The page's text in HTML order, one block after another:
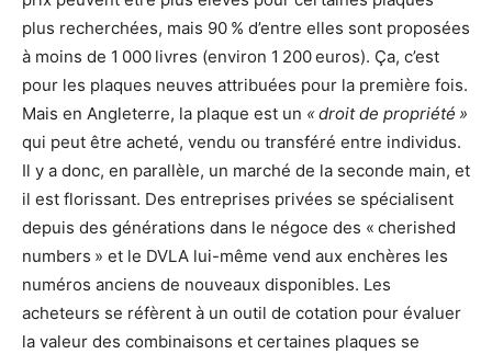
plus recherchées, mais 90 % d’entre elles sont proposées
à moins de 1 000 livres (environ 1 200 euros). Ça, c’est
pour les plaques neuves attribuées pour la première fois.
Mais en Angleterre, la plaque est un « droit de propriété »
qui peut être acheté, vendu ou transféré entre individus.
Il y a donc, en parallèle, un marché de la seconde main, et
il est florissant. Des entreprises privées se spécialisent
depuis des générations dans le négoce des « cherished
numbers » et le DVLA lui-même vend aux enchères les
numéros anciens de nouveaux disponibles. Les
acheteurs se réfèrent à un outil de cotation pour évaluer
la valeur des combinaisons et certaines plaques se